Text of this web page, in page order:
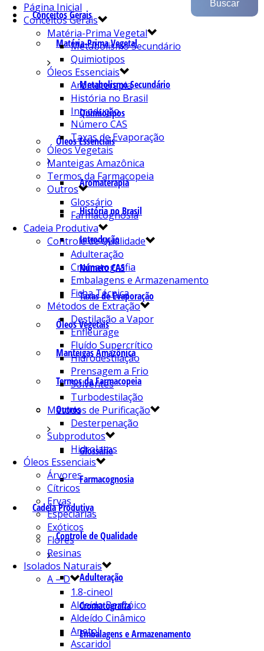
Conceitos Gerais
Matéria-Prima Vegetal
Metabolismo Secundário
Quimiotipos
Óleos Essenciais
Aromaterapia
História no Brasil
Introdução
Número CAS
Taxas de Evaporação
Óleos Vegetais
Manteigas Amazônica
Termos da Farmacopeia
Outros
Glossário
Farmacognosia
Cadeia Produtiva
Controle de Qualidade
Adulteração
Cromatografia
Embalagens e Armazenamento
Página Inicial
Conceitos Gerais
Matéria-Prima Vegetal
Metabolismo Secundário
Quimiotipos
Óleos Essenciais
Aromaterapia
História no Brasil
Introdução
Número CAS
Taxas de Evaporação
Óleos Vegetais
Manteigas Amazônica
Termos da Farmacopeia
Outros
Glossário
Farmacognosia
Cadeia Produtiva
Controle de Qualidade
Adulteração
Cromatografia
Embalagens e Armazenamento
Ficha Técnica
Métodos de Extração
Destilação a Vapor
Enfleurage
Fluído Supercrítico
Hidrodestilação
Prensagem a Frio
Solventes
Turbodestilação
Métodos de Purificação
Desterpenação
Subprodutos
Hidrolatos
Óleos Essenciais
Árvores
Cítricos
Ervas
Especiarias
Exóticos
Flores
Resinas
Isolados Naturais
A – D
1.8-cineol
Aldeído Benzóico
Aldeído Cinâmico
Anetol
Ascaridol